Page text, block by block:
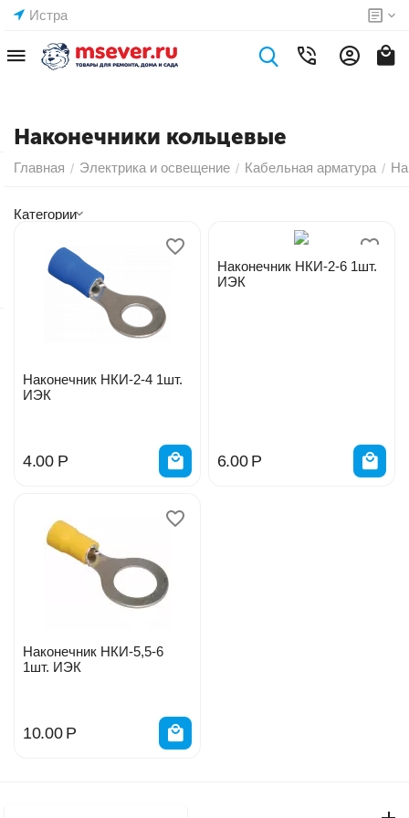
Истра
Наконечники кольцевые
Главная / Электрика и освещение / Кабельная арматура /
Категории
Наконечник НКИ-2-4 1шт.
ИЭК
4.00 Р
Наконечник НКИ-2-6 1шт.
ИЭК
6.00 Р
Наконечник НКИ-5,5-6
1шт. ИЭК
10.00 Р